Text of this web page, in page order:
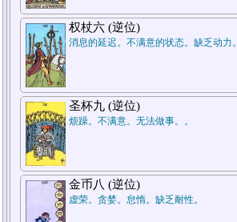
1
补牌 补牌
权杖六 (逆位)
消息的延迟。不满意的状态。缺乏动力。
圣杯九 (逆位)
烦躁。不满意。无法做事。。
金币八 (逆位)
虚荣。贪婪。怠惰。缺乏耐性。